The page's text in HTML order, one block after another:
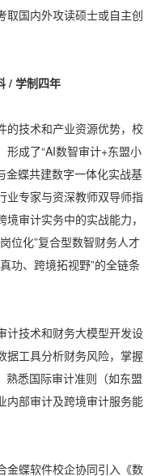
取国内外攻读硕士或自主创
/ 学制四年
的技术和产业资源优势，校
成了“AI数智审计+东盟小
金蝶共建数字一体化实战基
业专家与资深教师双导师指
审计实务中的实战能力，
位化”复合型数智财务人才
功、跨境拓视野”的全链条
计技术和财务大模型开发设
据工具分析财务风险，掌握
熟悉国际审计准则（如东盟
内部审计及跨境审计服务能
金蝶软件校企协同引入《数